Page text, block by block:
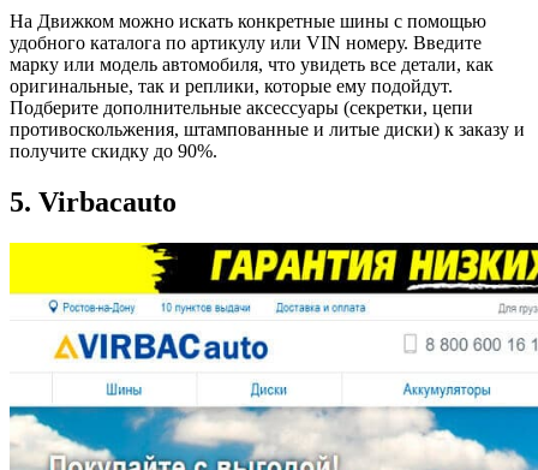
На Движком можно искать конкретные шины с помощью
удобного каталога по артикулу или VIN номеру. Введите
марку или модель автомобиля, что увидеть все детали, как
оригинальные, так и реплики, которые ему подойдут.
Подберите дополнительные аксессуары (секретки, цепи
противоскольжения, штампованные и литые диски) к заказу и
получите скидку до 90%.
5. Virbacauto